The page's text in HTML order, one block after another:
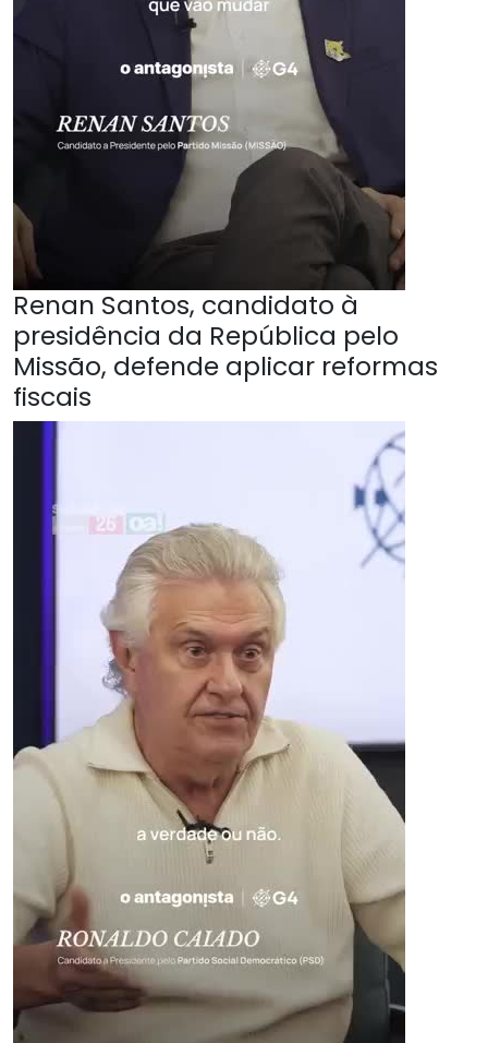
Renan Santos, candidato à
presidência da República pelo
Missão, defende aplicar reformas
fiscais